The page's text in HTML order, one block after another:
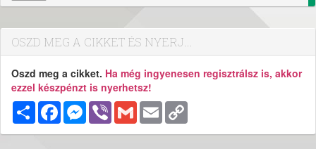
OSZD MEG A CIKKET ÉS NYERJ...
Oszd meg a cikket. Ha még ingyenesen regisztrálsz is, akkor
ezzel készpénzt is nyerhetsz!
MegosztásFacebookMessenger
Viber Gmail Email